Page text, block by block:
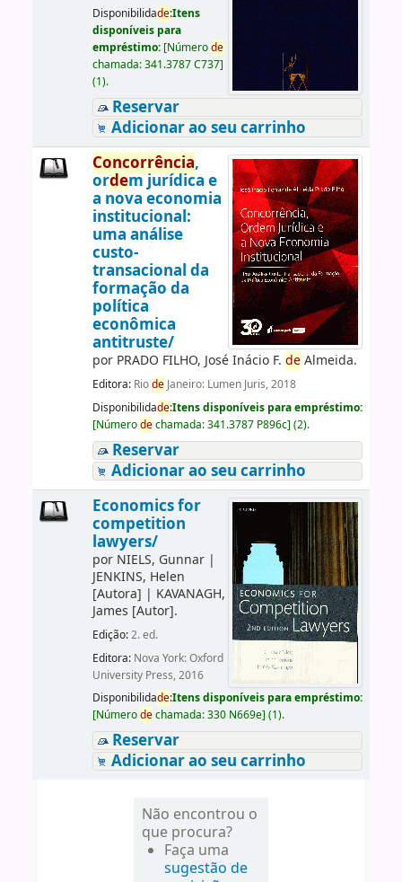
Disponibilidade:Itens
disponíveis para
empréstimo: [Númerode
chamada:341.3787 C737]
(1).
Reservar
Adicionar ao seu carrinho
Concorrência,
ordem jurídica e
a nova economia
institucional:
uma análise
custo-
transacional da
formação da
política
econômica
antitruste/
por PRADO FILHO, José Inácio F. deAlmeida.
Editora: RiodeJaneiro: Lumen Juris, 2018
Disponibilidade:Itens disponíveis para empréstimo:
[Númerodechamada:341.3787 P896c] (2).
Reservar
Adicionar ao seu carrinho
Economics for
competition
lawyers/
por NIELS, Gunnar|
JENKINS, Helen
[Autora] | KAVANAGH,
James [Autor].
Edição:2. ed.
Editora: Nova York: Oxford
University Press, 2016
Disponibilidade:Itens disponíveis para empréstimo:
[Númerodechamada:330 N669e] (1).
Reservar
Adicionar ao seu carrinho
Não encontrou o
que procura?
Faça uma
sugestão de